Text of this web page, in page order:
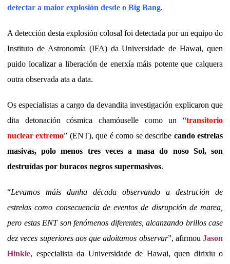
detectar a maior explosión desde o Big Bang.
A detección desta explosión colosal foi detectada por un equipo do
Instituto de Astronomía (IFA) da Universidade de Hawai, quen
puido localizar a liberación de enerxía máis potente que calquera
outra observada ata a data.
Os especialistas a cargo da devandita investigación explicaron que
dita detonación cósmica chamóuselle como un “transitorio
nuclear extremo” (ENT), que é como se describe cando estrelas
masivas, polo menos tres veces a masa do noso Sol, son
destruídas por buracos negros supermasivos.
“Levamos máis dunha década observando a destrución de
estrelas como consecuencia de eventos de disrupción de marea,
pero estas ENT son fenómenos diferentes, alcanzando brillos case
dez veces superiores aos que adoitamos observar”, afirmou Jason
Hinkle, especialista da Universidade de Hawai, quen dirixiu o